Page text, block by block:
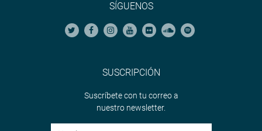
SÍGUENOS
SUSCRIPCIÓN
Suscríbete con tu correo a
nuestro newsletter.